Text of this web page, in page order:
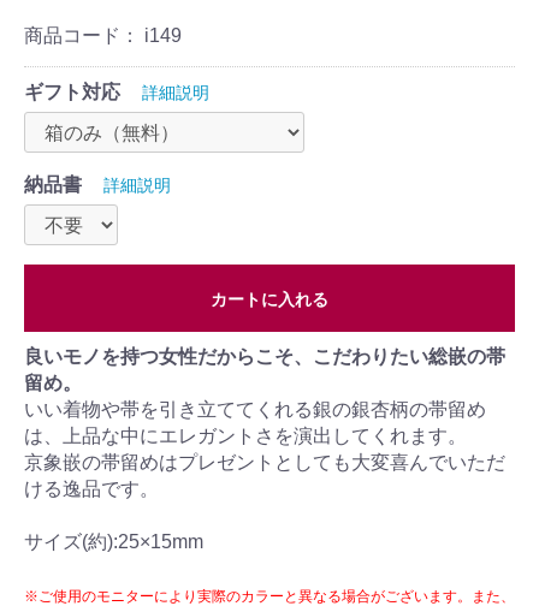
商品コード： i149
ギフト対応 詳細説明
納品書 詳細説明
カートに入れる
良いモノを持つ女性だからこそ、こだわりたい総嵌の帯
留め。
いい着物や帯を引き立ててくれる銀の銀杏柄の帯留め
は、上品な中にエレガントさを演出してくれます。
京象嵌の帯留めはプレゼントとしても大変喜んでいただ
ける逸品です。
サイズ(約):25×15mm
※ご使用のモニターにより実際のカラーと異なる場合がございます。また、